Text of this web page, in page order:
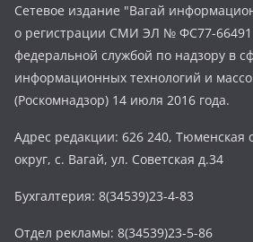
Сетевое издание "Вагай
о регистрации СМИ ЭЛ № ФС77-
федеральной службой по надзору в
информационных технологий и
(Роскомнадзор) 14 июля 2016 года.
Адрес редакции: 626 240, Тюменская
округ, с. Вагай, ул. Советская д.34
Бухгалтерия: 8(34539)23-4-83
Отдел рекламы: 8(34539)23-5-86